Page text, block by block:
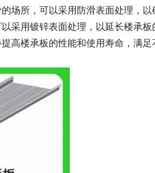
场所，可以采用防滑表面处理，
采用镀锌表面处理，以延长楼承
楼承板的性能和使用寿命，满足